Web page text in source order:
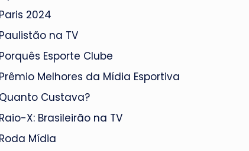
Paris 2024
Paulistão na TV
Porquês Esporte Clube
Prêmio Melhores da Mídia Esportiva
Quanto Custava?
Raio-X: Brasileirão na TV
Roda Mídia